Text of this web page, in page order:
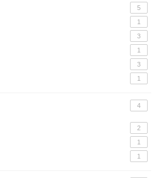
5
1
3
1
3
1
4
2
1
1